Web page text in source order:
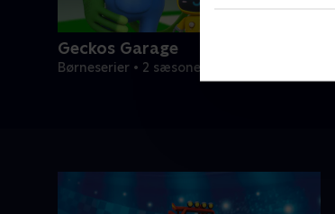
Geckos Garage
Børneserier • 2 sæsoner